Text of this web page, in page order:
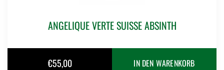
ANGELIQUE VERTE SUISSE ABSINTH
€55,00 IN DEN WARENKORB